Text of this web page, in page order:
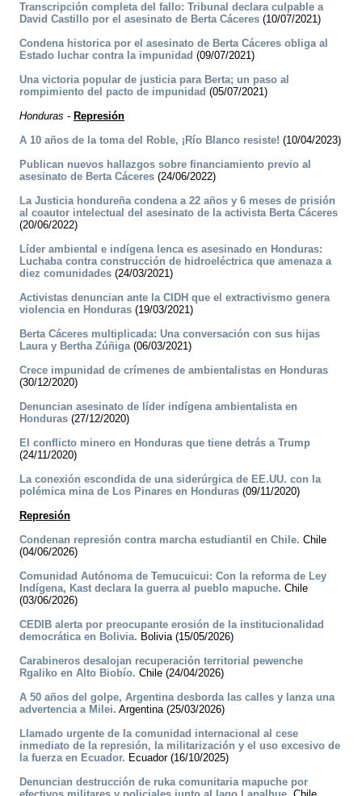
Transcripción completa del fallo: Tribunal declara culpable a
David Castillo por el asesinato de Berta Cáceres (10/07/2021)
Condena historica por el asesinato de Berta Cáceres obliga al
Estado luchar contra la impunidad (09/07/2021)
Una victoria popular de justicia para Berta; un paso al
rompimiento del pacto de impunidad (05/07/2021)
Honduras - Represión
A 10 años de la toma del Roble, ¡Río Blanco resiste! (10/04/2023)
Publican nuevos hallazgos sobre financiamiento previo al
asesinato de Berta Cáceres (24/06/2022)
La Justicia hondureña condena a 22 años y 6 meses de prisión
al coautor intelectual del asesinato de la activista Berta Cáceres
(20/06/2022)
Líder ambiental e indígena lenca es asesinado en Honduras:
Luchaba contra construcción de hidroeléctrica que amenaza a
diez comunidades (24/03/2021)
Activistas denuncian ante la CIDH que el extractivismo genera
violencia en Honduras (19/03/2021)
Berta Cáceres multiplicada: Una conversación con sus hijas
Laura y Bertha Zúñiga(06/03/2021)
Crece impunidad de crímenes de ambientalistas en Honduras
(30/12/2020)
Denuncian asesinato de líder indígena ambientalista en
Honduras (27/12/2020)
El conflicto minero en Honduras que tiene detrás a Trump
(24/11/2020)
La conexión escondida de una siderúrgica de EE.UU. con la
polémica mina de Los Pinares en Honduras (09/11/2020)
Represión
Condenan represión contra marcha estudiantil en Chile. Chile
(04/06/2026)
Comunidad Autónoma de Temucuicui: Con la reforma de Ley
Indígena, Kast declara la guerra al pueblo mapuche. Chile
(03/06/2026)
CEDIB alerta por preocupante erosión de la institucionalidad
democrática en Bolivia. Bolivia (15/05/2026)
Carabineros desalojan recuperación territorial pewenche
Rgaliko en Alto Biobío. Chile (24/04/2026)
A 50 años del golpe, Argentina desborda las calles y lanza una
advertencia a Milei. Argentina (25/03/2026)
Llamado urgente de la comunidad internacional al cese
inmediato de la represión, la militarización y el uso excesivo de
la fuerza en Ecuador. Ecuador (16/10/2025)
Denuncian destrucción de ruka comunitaria mapuche por